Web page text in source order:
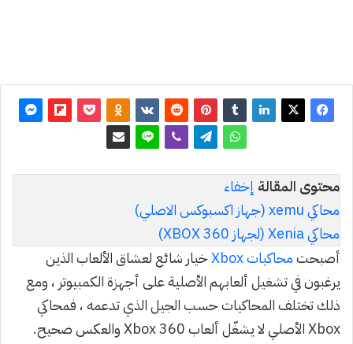
محتوى المقالة إخفاء
محاكي xemu (جهاز اكسبوكس الاصلي)
محاكي Xenia (لجهاز XBOX 360)
أصبحتمحاكياتXboxخيار شائع لعشاق الألعاب الذين
يرغبون في تشغيل ألعابهم الأصلية على أجهزة الكمبيوتر ، ومع
ذلك تختلف المحاكيات حسب الجيل الذي تدعمه ، فمحاكي
Xbox الأصلي لا يشغّل ألعاب Xbox 360 والعكس صحيح.